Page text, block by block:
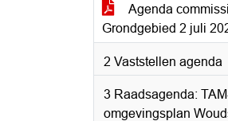
Agenda
Grondgebied 2 juli
2 Vaststellen agenda
3 Raadsagenda:
omgevingsplan